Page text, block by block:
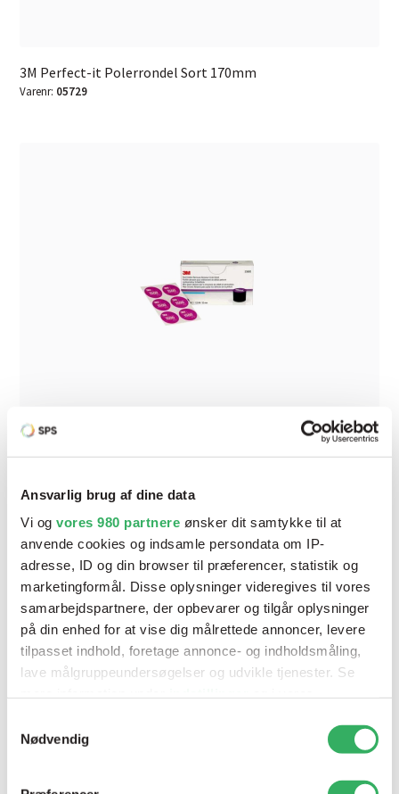
Ansvarlig brug af dine data
Vi og vores 980 partnere ønsker dit samtykke til at
anvende cookies og indsamle persondata om IP-
adresse, ID og din browser til præferencer, statistik og
marketingformål. Disse oplysninger videregives til vores
samarbejdspartnere, der opbevarer og tilgår oplysninger
på din enhed for at vise dig målrettede annoncer, levere
tilpasset indhold, foretage annonce- og indholdsmåling,
lave målgruppeundersøgelser og udvikle tjenester. Se
tilbage eller ændre indstillinger fra vores
"Cookiedeklaration", eller ved at trykke på "Privacy
Nødvendig
3M Perfect-it Polerrondel Sort 170mm
Varenr: 05729
3M Lakkorrektion - P1500 Rondel 32mm